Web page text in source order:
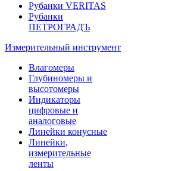
Рубанки VERITAS
Рубанки
ПЕТРОГРАДЪ
Измерительный инструмент
Влагомеры
Глубиномеры и
высотомеры
Индикаторы
цифровые и
аналоговые
Линейки конусные
Линейки,
измерительные
ленты